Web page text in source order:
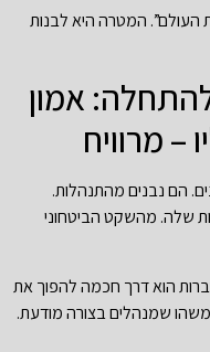
המטרה היא לבנות
אמון
– מרוויח
הם נבנים מהתנהלות.
שלה. מהשקט הביטחוני
הוא דרך חכמה להפוך את
שמנהלים בצורה מודעת.